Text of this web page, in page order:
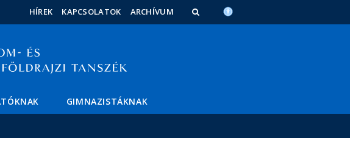
HÍREK KAPCSOLATOK ARCHÍVUM
GIMNAZISTÁKNAK